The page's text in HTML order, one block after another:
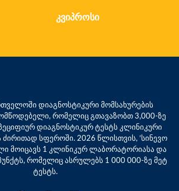
კვიპროსი
დიაგნოსტიკური მომსახურების
რომელიც გთავაზობთ 3,000-ზე
დიაგნოსტიკურ ტესტს კლინიკური
სფეროში. 2026 წლისთვის, ‘სინევო
მოიცავს 1 კლინიკურ ლაბორატორიასა და
რომელიც ასრულებს 1 000 000-ზე მეტ
ტესტს.